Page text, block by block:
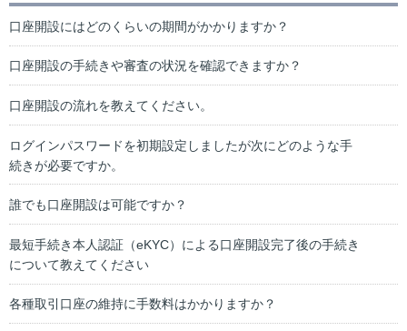
口座開設にはどのくらいの期間がかかりますか？
口座開設の手続きや審査の状況を確認できますか？
口座開設の流れを教えてください。
ログインパスワードを初期設定しましたが次にどのような手
続きが必要ですか。
誰でも口座開設は可能ですか？
最短手続き本人認証（eKYC）による口座開設完了後の手続き
について教えてください
各種取引口座の維持に手数料はかかりますか？